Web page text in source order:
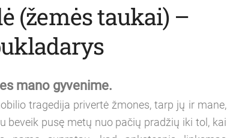
(žemės taukai) –
mano gyvenime.
tragedija privertė žmones, tarp jų ir mane,
beveik pusę metų nuo pačių pradžių iki tol, kai